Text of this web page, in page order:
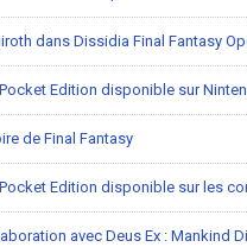
dans Dissidia Final Fantasy
Edition disponible sur
de Final Fantasy
Edition disponible sur les
avec Deus Ex : Mankind